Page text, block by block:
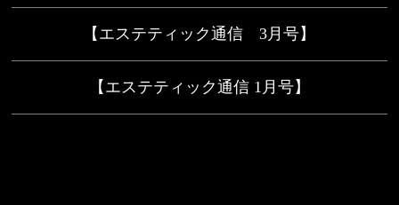
【エステティック通信 3月号】
【エステティック通信 1月号】